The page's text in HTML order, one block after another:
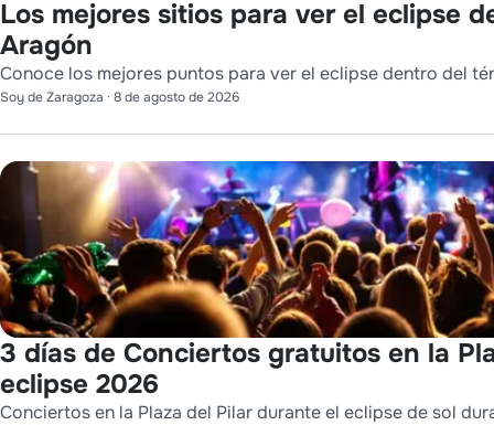
Los mejores sitios para ver el eclipse
Aragón
Conoce los mejores puntos para ver el eclipse dentro del
Soy de Zaragoza · 8 de agosto de 2026
3 días de Conciertos gratuitos en la
eclipse 2026
Conciertos en la Plaza del Pilar durante el eclipse de sol